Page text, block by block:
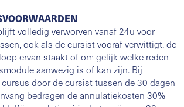
volledig verworven vanaf 24u voor
ook als de cursist vooraf verwittigt, de
ervan staakt of om gelijk welke reden
aanwezig is of kan zijn. Bij
door de cursist tussen de 30 dagen
bedragen de annulatiekosten 30%